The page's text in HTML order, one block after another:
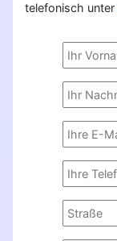
telefonisch unter